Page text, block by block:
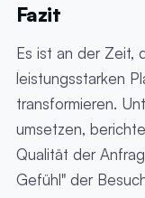
Fazit
Es ist an der Zeit,
leistungsstarken
transformieren.
umsetzen,
Qualität der
Gefühl" der